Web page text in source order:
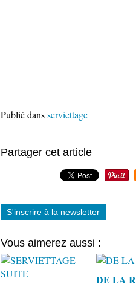
Publié dansserviettage
Partager cet article
S'inscrire à la newsletter
Vous aimerez aussi :
DE LA